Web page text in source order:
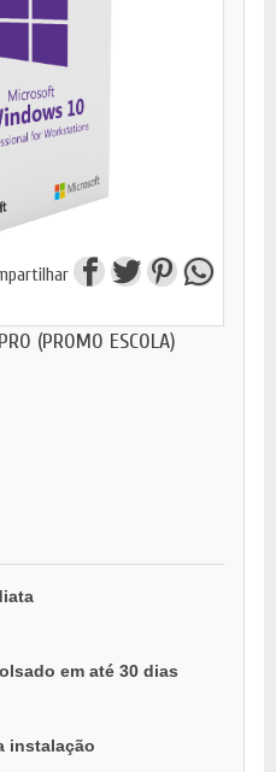
(PROMO ESCOLA)
em até 30 dias
instalação